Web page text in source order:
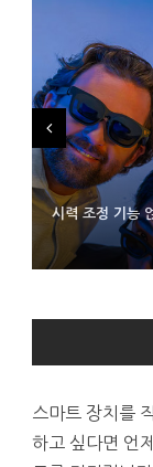
시력 조정 기능
D램 부족에
스마트 장치를
하고 싶다면 언